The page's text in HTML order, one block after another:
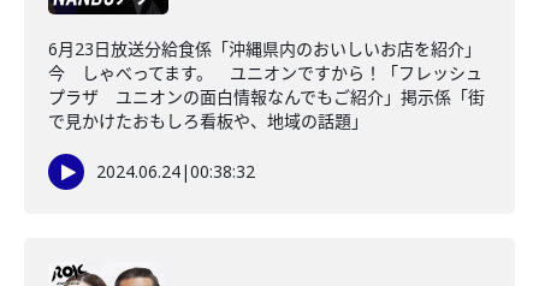
6月23日放送分給食係「沖縄県内のおいしいお店を紹介」
今 しゃべってます。 ユニオンですから！「フレッシュ
プラザ ユニオンの面白情報なんでもご紹介」掲示係「街
で見かけたおもしろ看板や、地域の話題」
2024.06.24|00:38:32